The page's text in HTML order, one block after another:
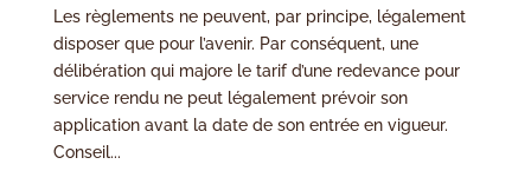
Les règlements ne peuvent, par principe, légalement
disposer que pour l’avenir. Par conséquent, une
délibération qui majore le tarif d’une redevance pour
service rendu ne peut légalement prévoir son
application avant la date de son entrée en vigueur.
Conseil...